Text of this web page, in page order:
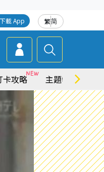
繁简
下載 App
卡攻略 主題特集